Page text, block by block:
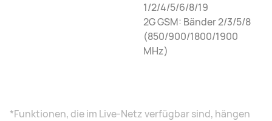
1/2/4/5/6/8/19
2G GSM: Bänder 2/3/5/8
(850/900/1800/1900
MHz)
*Funktionen, die im Live-Netz verfügbar sind, hängen